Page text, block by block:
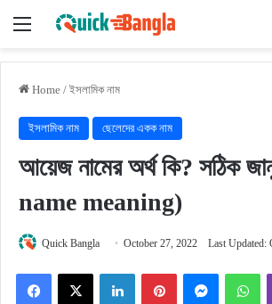
Menu
Home / ইসলামিক নাম
ইসলামিক নাম ছেলেদের একক নাম
আয়েজ নামের অর্থ কি? সঠিক
name meaning)
Quick Bangla October 27, 2022 Last Updated:
FacebookX LinkedInPinterestMessenger